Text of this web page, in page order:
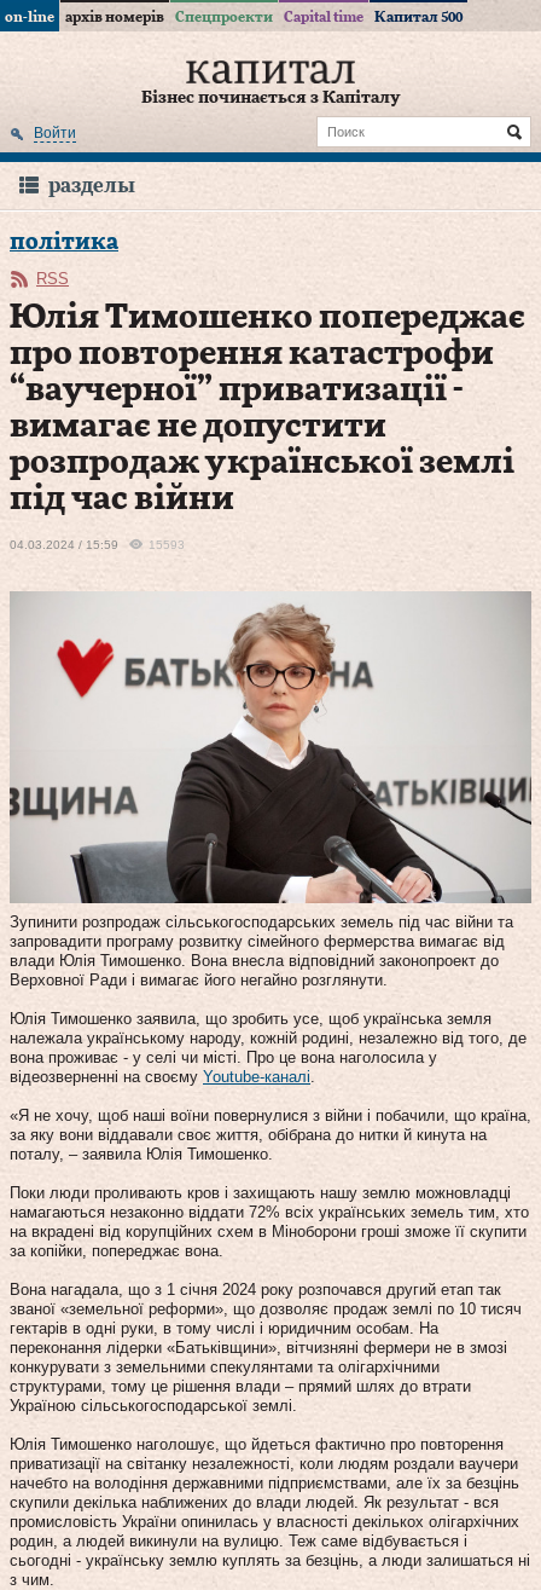
on-line архів номерів Спецпроекти Capital time Капитал 500
Бізнес починається з Капіталу
Войти
разделы
політика
RSS
Юлія Тимошенко попереджає
про повторення катастрофи
“ваучерної” приватизації -
вимагає не допустити
розпродаж української землі
під час війни
04.03.2024 / 15:59 15593
Зупинити розпродаж сільськогосподарських земель під час війни та
запровадити програму розвитку сімейного фермерства вимагає від
влади Юлія Тимошенко. Вона внесла відповідний законопроект до
Верховної Ради і вимагає його негайно розглянути.
Юлія Тимошенко заявила, що зробить усе, щоб українська земля
належала українському народу, кожній родині, незалежно від того, де
вона проживає - у селі чи місті. Про це вона наголосила у
відеозверненні на своєму Youtube-каналі
«Я не хочу, щоб наші воїни повернулися з війни і побачили, що країна,
за яку вони віддавали своє життя, обібрана до нитки й кинута на
поталу, – заявила Юлія Тимошенко.
Поки люди проливають кров і захищають нашу землю можновладці
намагаються незаконно віддати 72% всіх українських земель тим, хто
на вкрадені від корупційних схем в Міноборони гроші зможе її скупити
за копійки, попереджає вона.
Вона нагадала, що з 1 січня 2024 року розпочався другий етап так
званої «земельної реформи», що дозволяє продаж землі по 10 тисяч
гектарів в одні руки, в тому числі і юридичним особам. На
переконання лідерки «Батьківщини», вітчизняні фермери не в змозі
конкурувати з земельними спекулянтами та олігархічними
структурами, тому це рішення влади – прямий шлях до втрати
Україною сільськогосподарської землі.
Юлія Тимошенко наголошує, що йдеться фактично про повторення
приватизації на світанку незалежності, коли людям роздали ваучери
начебто на володіння державними підприємствами, але їх за безцінь
скупили декілька наближених до влади людей. Як результат - вся
промисловість України опинилась у власності декількох олігархічних
родин, а людей викинули на вулицю. Теж саме відбувається і
сьогодні - українську землю куплять за безцінь, а люди залишаться ні
з чим.